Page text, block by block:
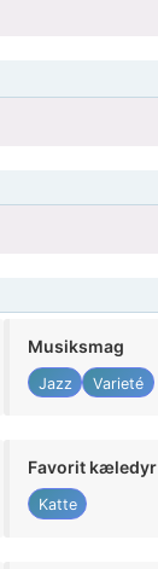
Musiksmag
Jazz Varieté
Favorit kæledyr
Katte